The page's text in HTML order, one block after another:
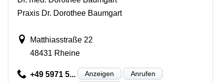
Praxis Dr. Dorothee Baumgart
Matthiasstraße 22
48431 Rheine
+49 5971 5... Anzeigen Anrufen